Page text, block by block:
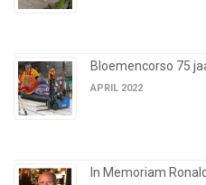
Bloemencorso 75
APRIL 2022
In Memoriam